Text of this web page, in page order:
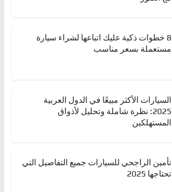
8 خطوات ذكية عليك اتباعها لشراء سيارة
مستعملة بسعر مناسب
السيارات الأكثر مبيعًا في الدول العربية
2025: نظرة شاملة وتحليل لأذواق
المستهلكين
تأمين الراجحي للسيارات جميع التفاصيل التي
تحتاجها 2025